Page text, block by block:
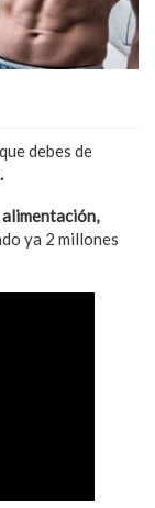
debes de
alimentación,
ya 2 millones